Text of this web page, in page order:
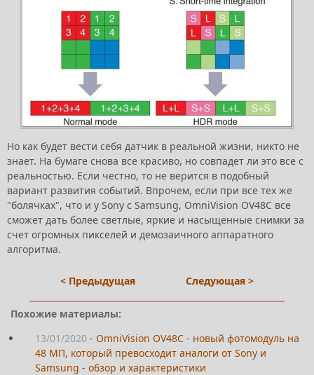
Но как будет вести себя датчик в реальной жизни, никто не
знает. На бумаге снова все красиво, но совпадет ли это все с
реальностью. Если честно, то не верится в подобный
вариант развития событий. Впрочем, если при все тех же
"болячках", что и у Sony с Samsung, OmniVision OV48C все
сможет дать более светлые, яркие и насыщенные снимки за
счет огромных пикселей и демозаичного аппаратного
алгоритма.
< Предыдущая Следующая >
Похожие материалы:
13/01/2020 - OmniVision OV48C - новый фотомодуль на
48 МП, который превосходит аналоги от Sony и
Samsung - обзор и характеристики